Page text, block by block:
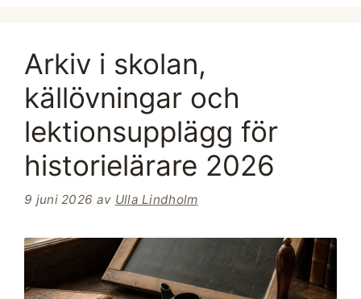
Arkiv i skolan,
källövningar och
lektionsupplägg för
historielärare 2026
9 juni 2026 av Ulla Lindholm